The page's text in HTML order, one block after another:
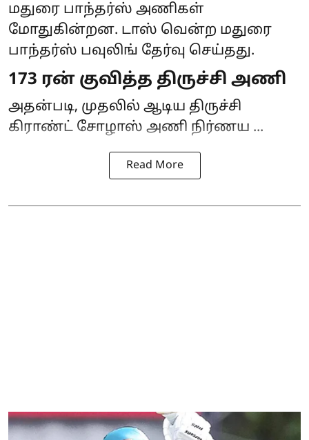
மதுரை பாந்தர்ஸ் அணிகள்
மோதுகின்றன. டாஸ் வென்ற மதுரை
பாந்தர்ஸ் பவுலிங் தேர்வு செய்தது.
173 ரன் குவித்த திருச்சி அணி
அதன்படி, முதலில் ஆடிய திருச்சி
கிராண்ட் சோழாஸ் அணி நிர்ணய ...
Read More